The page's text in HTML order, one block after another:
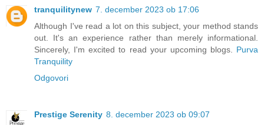
tranquilitynew 7. december 2023 ob 17:06
Although I've read a lot on this subject, your method stands
out. It's an experience rather than merely informational.
Sincerely, I'm excited to read your upcoming blogs. Purva
Tranquility
Odgovori
Prestige Serenity 8. december 2023 ob 09:07